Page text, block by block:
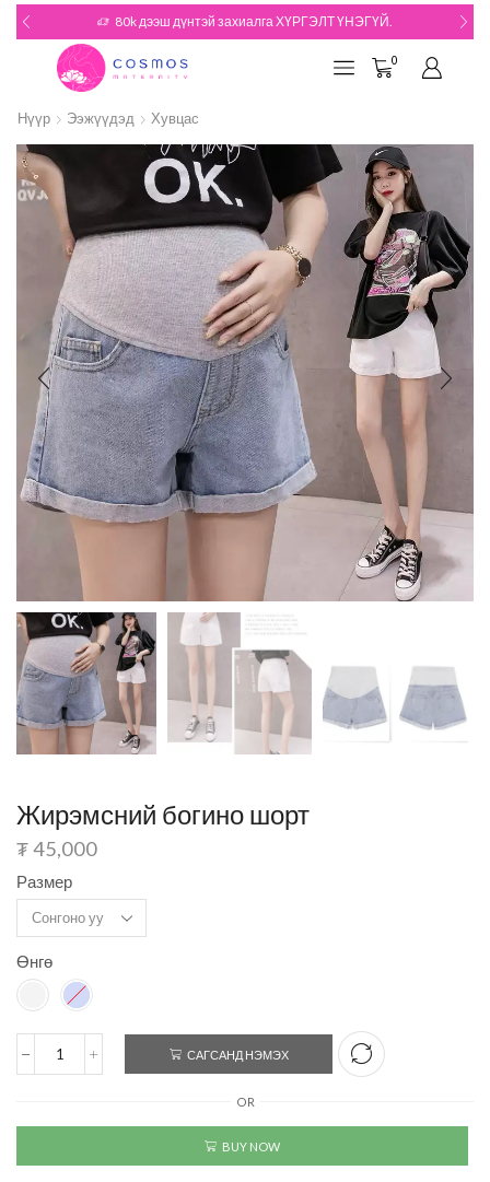
80k дээш дүнтэй захиалга ХҮРГЭЛТ ҮНЭГҮЙ.
0
Нүүр Ээжүүдэд Хувцас
Жирэмсний богино шорт
₮45,000
Размер
Өнгө
САГСАНД НЭМЭХ
OR
BUY NOW